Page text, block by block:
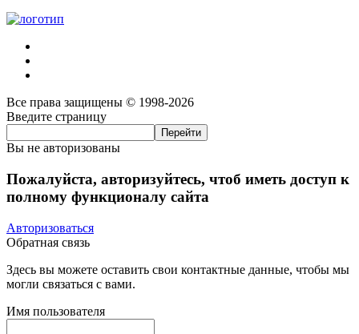
Все права защищены © 1998-2026
Введите страницу
Вы не авторизованы
Пожалуйста, авторизуйтесь, чтоб иметь доступ к
полному функционалу сайта
Авторизоваться
Обратная связь
Здесь вы можете оставить свои контактные данные, чтобы мы
могли связаться с вами.
Имя пользователя